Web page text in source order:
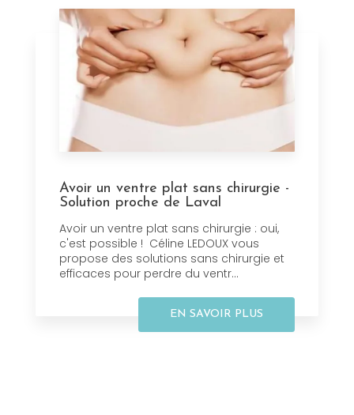
Avoir un ventre plat sans chirurgie -
Solution proche de Laval
Avoir un ventre plat sans chirurgie : oui,
c'est possible ! Céline LEDOUX vous
propose des solutions sans chirurgie et
efficaces pour perdre du ventr...
EN SAVOIR PLUS